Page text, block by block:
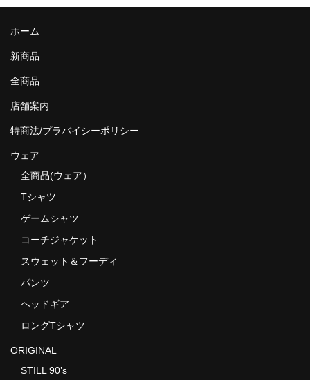
ホーム
新商品
全商品
店舗案内
特商法/プラバイシーポリシー
ウェア
全商品(ウェア）
Tシャツ
ゲームシャツ
コーチジャケット
スウェット＆フーディ
パンツ
ヘッドギア
ロングTシャツ
ORIGINAL
STILL 90’s